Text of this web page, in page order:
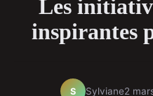
Les
inspirantes
S Sylviane2